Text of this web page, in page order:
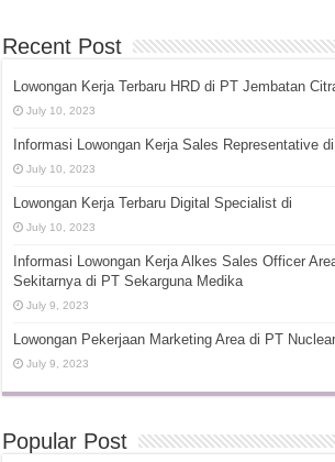
Recent Post
Lowongan Kerja Terbaru HRD di PT Jembatan
July 10, 2023
Informasi Lowongan Kerja Sales Representative
July 10, 2023
Lowongan Kerja Terbaru Digital Specialist di
July 10, 2023
Informasi Lowongan Kerja Alkes Sales Officer
Sekitarnya di PT Sekarguna Medika
July 9, 2023
Lowongan Pekerjaan Marketing Area di PT
July 9, 2023
Popular Post